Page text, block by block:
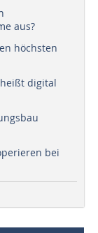
aus?
höchsten
digital
bei